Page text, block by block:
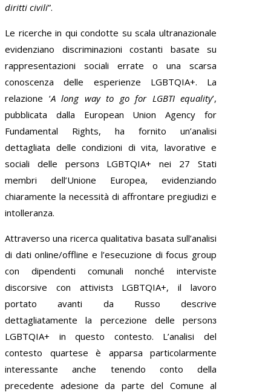
diritti civili”.
Le ricerche in qui condotte su scala ultranazionale
evidenziano discriminazioni costanti basate su
rappresentazioni sociali errate o una scarsa
conoscenza delle esperienze LGBTQIA+. La
relazione ‘A long way to go for LGBTI equality’,
pubblicata dalla European Union Agency for
Fundamental Rights, ha fornito un’analisi
dettagliata delle condizioni di vita, lavorative e
sociali delle personɜ LGBTQIA+ nei 27 Stati
membri dell’Unione Europea, evidenziando
chiaramente la necessità di affrontare pregiudizi e
intolleranza.
Attraverso una ricerca qualitativa basata sull’analisi
di dati online/offline e l’esecuzione di focus group
con dipendenti comunali nonché interviste
discorsive con attivistɜ LGBTQIA+, il lavoro
portato avanti da Russo descrive
dettagliatamente la percezione delle personɜ
LGBTQIA+ in questo contesto. L’analisi del
contesto quartese è apparsa particolarmente
interessante anche tenendo conto della
precedente adesione da parte del Comune al